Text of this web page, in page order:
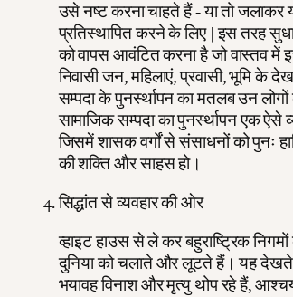
उसे नष्ट करना चाहते हैं - या तो
प्रतिस्थापित करने के लिए | इस तरह
को वापस आवंटित करना है जो वास्तव में
निवासी जन, महिलाएं, प्रवासी, भूमि के
सम्पदा के पुनर्स्थापन का मतलब उन
सामाजिक सम्पदा का पुनर्स्थापन एक
जिसमें शासक वर्गों से संसाधनों को पुनः
की शक्ति और साहस हो।
सिद्धांत से व्यवहार की ओर
व्हाइट हाउस से ले कर बहुराष्ट्रिक
दुनिया को चलाते और लूटते हैं। यह देखते
भयावह विनाश और मृत्यु थोप रहे हैं,